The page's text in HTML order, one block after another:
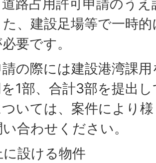
路占用許可申請のう
、建設足場等で一時
要です。
の際には建設港湾課
1部、合計3部を提出
いては、案件により
合わせください。
に設ける物件